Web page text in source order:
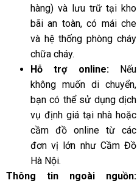
hàng) và lưu trữ tại kho
bãi an toàn, có mái che
và hệ thống phòng cháy
chữa cháy.
Hỗ trợ online:Nếu
không muốn di chuyển,
bạn có thể sử dụng dịch
vụ định giá tại nhà hoặc
cầm đồ online từ các
đơn vị lớn như Cầm Đồ
Hà Nội.
Thông tin ngoài nguồn: